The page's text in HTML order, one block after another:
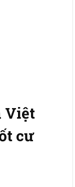
Việt
cư